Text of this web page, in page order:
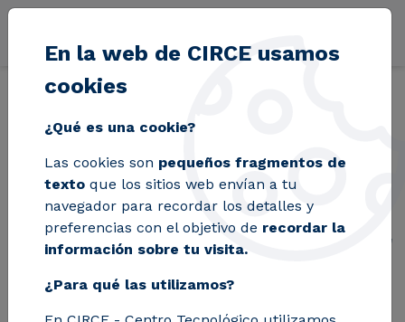
Pasar al contenido principal
Blog ‘SAFEBACK2WORK’, Innovación aragonesa para
‘SAFEBACK2WORK’,
Innovación aragonesa
para detectar los
“puntos calientes”
En la web de CIRCE usamos
cookies
¿Qué es una cookie?
Las cookies son pequeños fragmentos de
texto que los sitios web envían a tu
navegador para recordar los detalles y
preferencias con el objetivo de recordar la
información sobre tu visita.
¿Para qué las utilizamos?